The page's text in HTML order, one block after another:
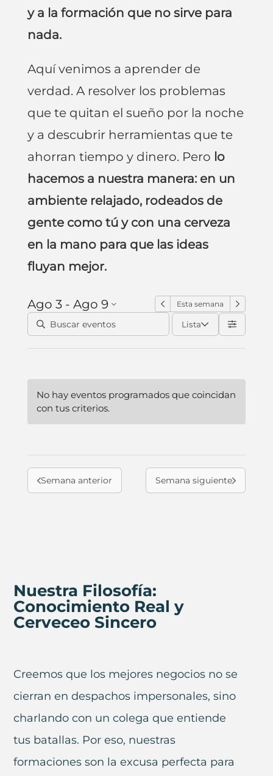
y a la formación que no sirve para
nada.
Aquí venimos a aprender de
verdad. A resolver los problemas
que te quitan el sueño por la noche
y a descubrir herramientas que te
ahorran tiempo y dinero. Pero lo
hacemos a nuestra manera: en un
ambiente relajado, rodeados de
gente como tú y con una cerveza
en la mano para que las ideas
fluyan mejor.
Ago 3 - Ago 9 Esta semana
Lista
No hay eventos programados que coincidan
con tus criterios.
Semana anterior Semana siguiente
Nuestra Filosofía:
Conocimiento Real y
Cerveceo Sincero
Creemos que los mejores negocios no se
cierran en despachos impersonales, sino
charlando con un colega que entiende
tus batallas. Por eso, nuestras
formaciones son la excusa perfecta para